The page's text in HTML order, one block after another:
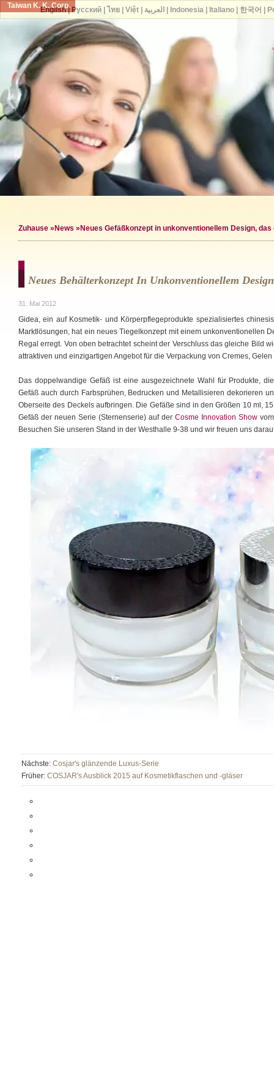
Taiwan K. K. Corp.
Zuhause » News »Neues Gefäßkonzept in unkonventionellem Design,
Neues Behälterkonzept In Unkonventionellem
31. Mai 2012
Gidea, ein auf Kosmetik- und Körperpflegeprodukte spezialisiertes
Marktlösungen, hat ein neues Tiegelkonzept mit einem unkonventionellen
Regal erregt. Von oben betrachtet scheint der Verschluss das gleiche Bild
attraktiven und einzigartigen Angebot für die Verpackung von Cremes,
Das doppelwandige Gefäß ist eine ausgezeichnete Wahl für Produkte,
Gefäß auch durch Farbsprühen, Bedrucken und Metallisieren dekorieren
Oberseite des Deckels aufbringen. Die Gefäße sind in den Größen 10 ml,
Gefäß der neuen Serie (Sternenserie) auf der Cosme Innovation Show
Besuchen Sie unseren Stand in der Westhalle 9-38 und wir freuen uns
Nächste: Cosjar's glänzende Luxus-Serie
Früher: COSJAR's Ausblick 2015 auf Kosmetikflaschen und -gläser
English| Русский| ไทย| Việt| العربية Indonesia| Italiano| 한국어